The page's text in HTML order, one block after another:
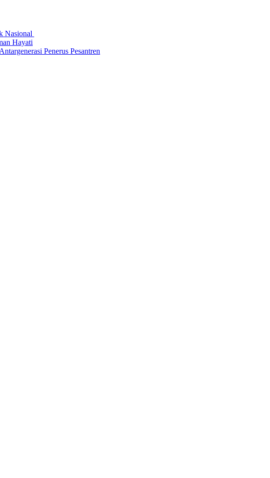
Nasional
Hayati
Penerus Pesantren